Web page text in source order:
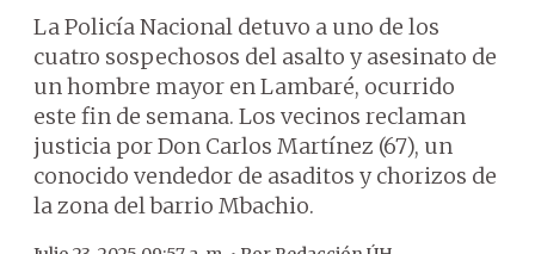
La Policía Nacional detuvo a uno de los
cuatro sospechosos del asalto y asesinato de
un hombre mayor en Lambaré, ocurrido
este fin de semana. Los vecinos reclaman
justicia por Don Carlos Martínez (67), un
conocido vendedor de asaditos y chorizos de
la zona del barrio Mbachio.